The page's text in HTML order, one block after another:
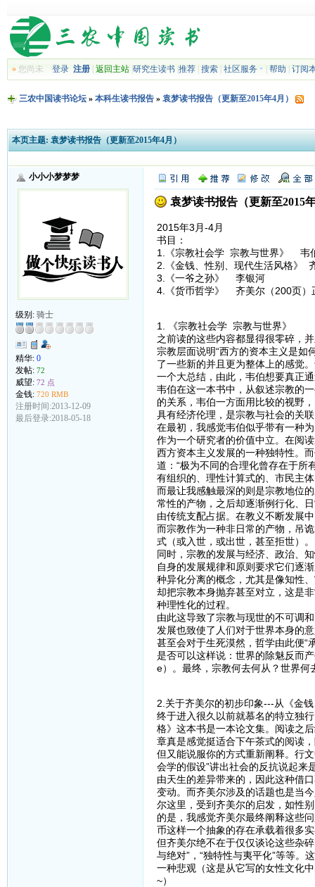
»您尚未 登录 注册| 返回主站| 研究生读书| 推荐| 搜索| 社区服务 帮助 订阅
三农中国读书论坛» 本科生读书报告» 袁梦读书报告（更新至2015年4月）
本页主题: 袁梦读书报告（更新至2015年4月）
小小小梦梦梦
级别: 骑士
精华: 0
发帖: 72
威望: 72 点
金钱: 720 RMB
注册时间:2013-12-09
最后登录:2018-05-18
袁梦读书报告（更新至2015
2015年3月-4月
书目：
1.《宗教社会学 宗教与世界》 韦
2.《金钱、性别、现代生活风格》
3.《一爷之孙》 李银河
4.《货币哲学》 齐美尔（200页）
1. 《宗教社会学 宗教与世界》
之前读的这些内容都显得很零碎，
宗教层面说明“西方的资本主义是
了一些新的并且更为整体上的感觉
一个大总结，由此，韦伯想要真正
韦伯在这一本书中，从叙述宗教的
的关系，韦伯一方面用比较的视野
具有经济伦理，是宗教与社会的关
在最初，我感觉韦伯似乎带有一种
作为一个研究者的价值中立。在阅
西方资本主义发展的一种独特性。
道：“极为不同的合理化曾存在于所
有组织的、理性计算式的、市民主
而最让我感触最深的则是宗教地位
常性的产物，之后却逐渐例行化、
由传统支配占据。在教义不断发展
而宗教作为一种非日常的产物，吊
式（或入世，或出世，甚至拒世）。
同时，宗教的发展与经济、政治、
自身的发展规律和原则要求它们逐
种异化分离的概念，尤其是像知性
却把宗教本身抛弃甚至对立，这是
种理性化的过程。
由此这导致了宗教与现世的不可调
发展也致使了人们对于世界本身的
甚至会对于生死漠然，哲学由此便“
是否可以这样说：世界的除魅反而
e）。最终，宗教何去何从？世界何
2.关于齐美尔的初步印象---从《金
终于进入很久以前就慕名的特立独
格》这本书是一本论文集。阅读之
章真是感觉挺适合下午茶式的阅读
但又能说服你的方式重新阐释。行
会学的假设”讲出社会的反抗说起来
由天生的差异带来的，因此这种借
变动。而齐美尔涉及的话题也是当
尔这里，受到齐美尔的启发，如性
的是，我感觉齐美尔最终阐释这些
币这样一个抽象的存在承载着很多
但齐美尔绝不在于仅仅谈论这些杂
与绝对”，“独特性与夷平化”等等。
一种悲观（这是从它写的女性文化
~）